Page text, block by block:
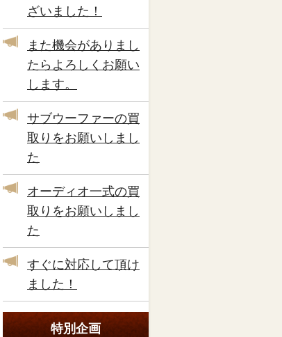
ざいました！
また機会がありまし
たらよろしくお願い
します。
サブウーファーの買
取りをお願いしまし
た
オーディオ一式の買
取りをお願いしまし
た
すぐに対応して頂け
ました！
特別企画